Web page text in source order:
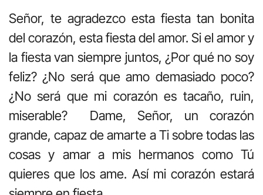
Señor, te agradezco esta fiesta tan bonita
del corazón, esta fiesta del amor. Si el amor y
la fiesta van siempre juntos, ¿Por qué no soy
feliz? ¿No será que amo demasiado poco?
¿No será que mi corazón es tacaño, ruin,
miserable? Dame, Señor, un corazón
grande, capaz de amarte a Ti sobre todas las
cosas y amar a mis hermanos como Tú
quieres que los ame. Así mi corazón estará